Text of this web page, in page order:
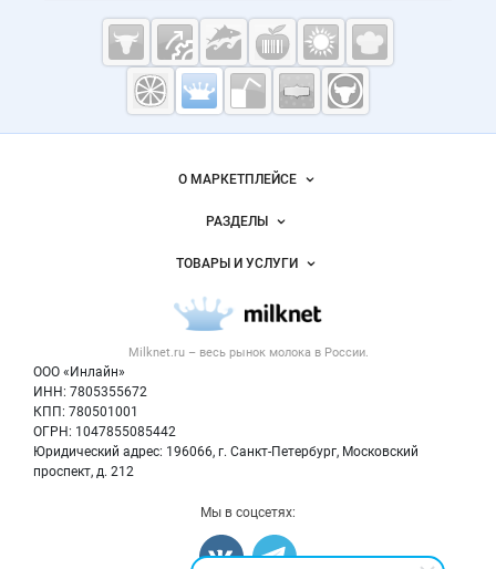
Cсылки на полезные проекты
Молочная
промышленность
Milknet.ru
Важные разделы и контакты
Milknet.ru – весь рынок молокав России.
ООО «Инлайн»
ИНН: 7805355672
КПП: 780501001
ОГРН: 1047855085442
Юридический адрес: 196066, г. Санкт-Петербург, Московский
проспект, д. 212
Навигация по сайтуО МАРКЕТПЛЕЙСЕ
Новости Milknet.ru
Размещение рекламы
Публичная оферта
Контактная информация
Политика обработки персональных данных
РАЗДЕЛЫ
Объявления
Новости рынка
ТОВАРЫ И УСЛУГИ
Молочная продукция
Вторичное сырье
Оборудование
Мы в соцсетях: